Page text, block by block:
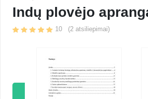
Indų plovėjo
10 (2 atsiliepimai)